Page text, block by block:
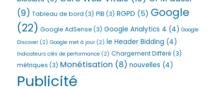
(9) Tableau de bord (3) PIB (3) RGPD (5) Google
(22) Google AdSense (3) Google Analytics 4 (4) Google
Discover (2) Google met à jour (2) le Header Bidding (4)
Indicateurs clés de performance (2) Chargement Différé (3)
métriques (3) Monétisation (8) nouvelles (4)
Publicité